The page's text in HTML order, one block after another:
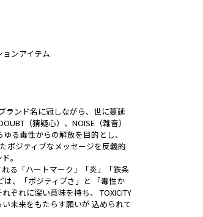
ョンアイテム
ランド名に冠しながら、世に蔓延
（猜疑心）、NOISE（雑音）
る毒性からの解放を目的とし、
ポジティブなメッセージを反義的
。
る「ハートマーク」「炎」「鉄条
、「ポジティブさ」と 「毒性か
ぞれに深い意味を持ち、 TOXICITY
未来をもたらす願いが 込められて